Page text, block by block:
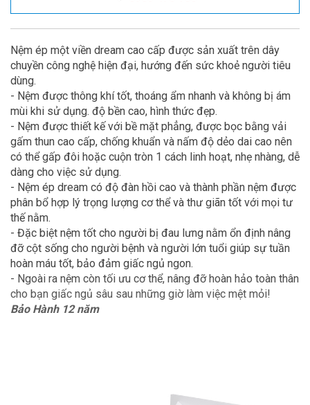
Nệm ép một viền dream cao cấp được sản xuất trên dây
chuyền công nghệ hiện đại, hướng đến sức khoẻ người tiêu
dùng.
- Nệm được thông khí tốt, thoáng ẩm nhanh và không bị ám
mùi khi sử dụng. độ bền cao, hình thức đẹp.
- Nệm được thiết kế với bề mặt phẳng, được bọc bằng vải
gấm thun cao cấp, chống khuẩn và nấm độ dẻo dai cao nên
có thể gấp đôi hoặc cuộn tròn 1 cách linh hoạt, nhẹ nhàng, dễ
dàng cho việc sử dụng.
- Nệm ép dream có độ đàn hồi cao và thành phần nệm được
phân bổ hợp lý trọng lượng cơ thể và thư giãn tốt với mọi tư
thế nằm.
- Đặc biệt nệm tốt cho người bị đau lưng nằm ổn định nâng
đỡ cột sống cho người bệnh và người lớn tuổi giúp sự tuần
hoàn máu tốt, bảo đảm giấc ngủ ngon.
- Ngoài ra nệm còn tối ưu cơ thể, nâng đỡ hoàn hảo toàn thân
cho bạn giấc ngủ sâu sau những giờ làm việc mệt mỏi!
Bảo Hành 12 năm